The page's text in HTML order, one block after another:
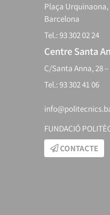
Plaça Urquinaona,
Barcelona
Tel.: 93 302 02 24
Centre Santa
C/Santa Anna, 28
Tel.: 93 302 41 06
FUNDACIÓ
CONTACTE